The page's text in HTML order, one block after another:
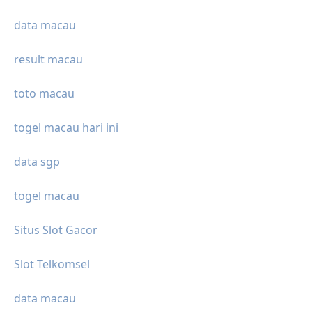
data macau
result macau
toto macau
togel macau hari ini
data sgp
togel macau
Situs Slot Gacor
Slot Telkomsel
data macau